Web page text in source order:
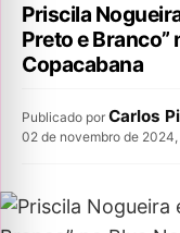
Priscila
Preto e Branco”
Copacabana
Publicado por Carlos
02 de novembro de 2024,